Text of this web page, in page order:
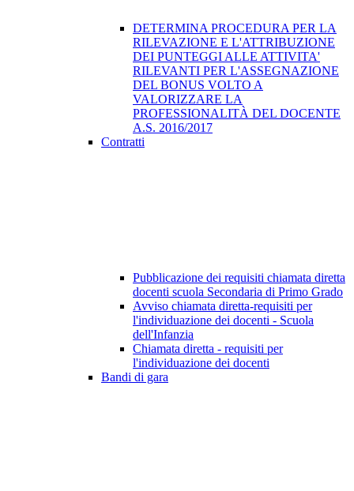
DETERMINA PROCEDURA PER LA
RILEVAZIONE E L'ATTRIBUZIONE
DEI PUNTEGGI ALLE ATTIVITA'
RILEVANTI PER L'ASSEGNAZIONE
DEL BONUS VOLTO A
VALORIZZARE LA
PROFESSIONALITÀ DEL DOCENTE
A.S. 2016/2017
Contratti
Pubblicazione dei requisiti chiamata diretta
docenti scuola Secondaria di Primo Grado
Avviso chiamata diretta-requisiti per
l'individuazione dei docenti - Scuola
dell'Infanzia
Chiamata diretta - requisiti per
l'individuazione dei docenti
Bandi di gara